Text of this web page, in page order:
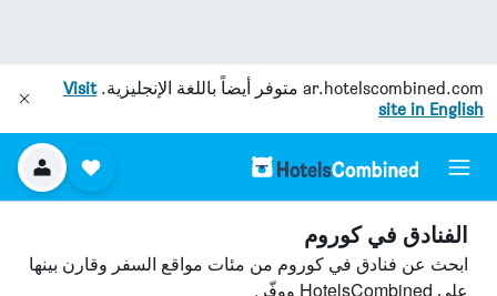
ar.hotelscombined.com متوفر أيضاً باللغة الإنجليزية.Visit
site in English
الفنادق في كوروم
ابحث عن فنادق في كوروم من مئات مواقع السفر وقارن بينها
على HotelsCombined ووفّر.